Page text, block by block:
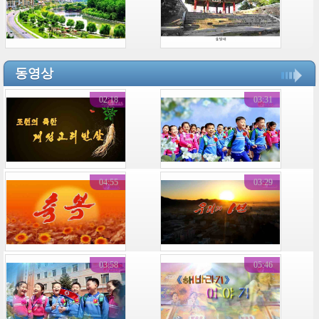
동영상
02:18 03:31
04:55 03:29
03:58 05:46